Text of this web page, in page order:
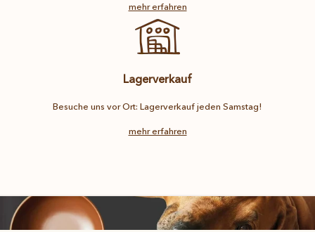
mehr erfahren
Lagerverkauf
Besuche uns vor Ort: Lagerverkauf jeden Samstag!
mehr erfahren